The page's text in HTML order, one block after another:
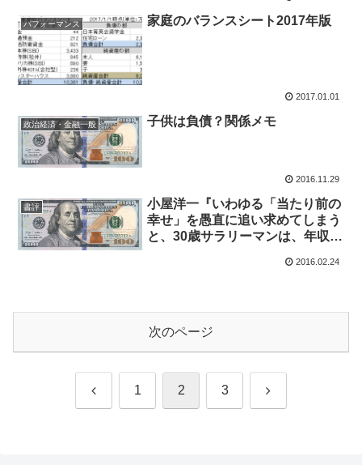
パフォーマンス 家庭のバランスシート2017年版
2017.01.01
政治経済・金融一般 子供は負債？関係メモ
2016.11.29
書評
小屋洋一『いわゆる「当たり前の
幸せ」を愚直に追い求めてしまう
と、30歳サラリーマンは、年収
2016.02.24
次のページ
前 1 2 3 次